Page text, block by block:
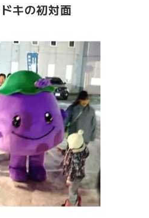
キの初対面